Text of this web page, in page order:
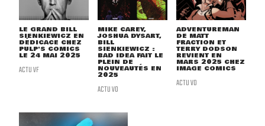
LE GRAND BILL
SIENKIEWICZ EN
DÉDICACE CHEZ
PULP'S COMICS
LE 24 MAI 2025
ACTU VF
MIKE CAREY,
JOSHUA DYSART,
BILL
SIENKIEWICZ :
BAD IDEA FAIT LE
PLEIN DE
NOUVEAUTÉS EN
2025
ACTU VO
ADVENTUREMAN
DE MATT
FRACTION ET
TERRY DODSON
REVIENT EN
MARS 2025 CHEZ
IMAGE COMICS
ACTU VO